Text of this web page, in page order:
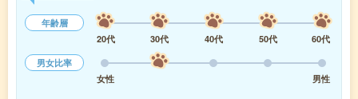
年齢層
20代
30代 40代 50代
60代
男女比率
女性
男性